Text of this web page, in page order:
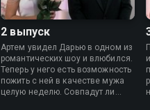
2 выпуск
Артем увидел Дарью в одном из
романтических шоу и влюбился.
Теперь у него есть возможность
пожить с ней в качестве мужа
целую неделю. Совпадут ли